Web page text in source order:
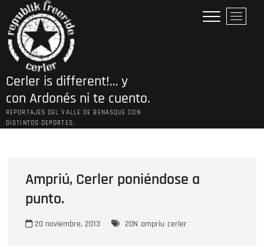
contenido
Cerler is different!… y
con Ardonés ni te cuento.
REPORTAJES DEL VALLE DE BENASQUE CON
DISTINTOS DEPORTES.
B
o
e
Ampriú, Cerler poniéndose a
punto.
20 noviembre, 2013 20N ampriu cerler